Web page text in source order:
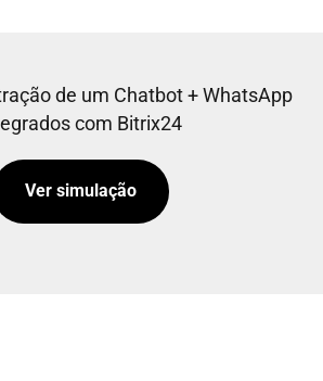
de um Chatbot + WhatsApp
com Bitrix24
Ver simulação